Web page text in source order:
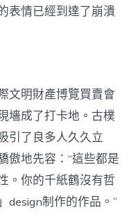
表情已經到達了崩潰
文明財產博覽買賣會
墻成了打卡地。古樸
引了良多人久久立
傲地先容：“這些都是
。你的千紙鶴沒有哲
design制作的作品。”